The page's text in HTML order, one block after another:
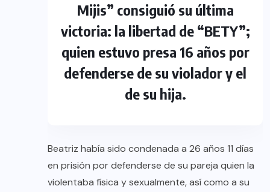
Mijis” consiguió su última
victoria: la libertad de “BETY”;
quien estuvo presa 16 años por
defenderse de su violador y el
de su hija.
Beatriz había sido condenada a 26 años 11 días
en prisión por defenderse de su pareja quien la
violentaba física y sexualmente, así como a su